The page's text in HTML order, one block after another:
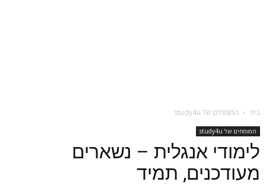
בית המומחים של study4u
המומחים של study4u
לימודי אנגלית – נשארים
מעודכנים, תמיד